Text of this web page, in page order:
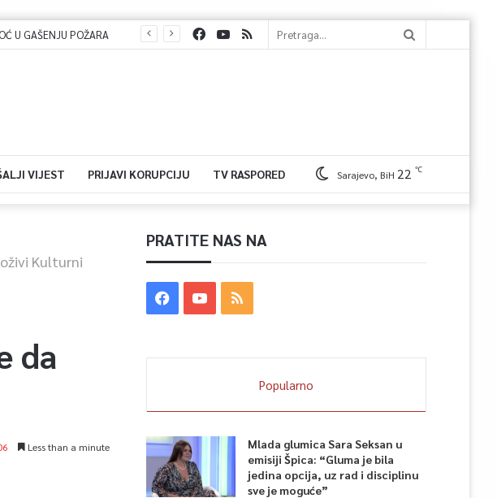
Dova za domovinu i zikir u Ratnoj džamiji: U sklopu manifestacije „Odbrana BiH – Igman 2026“ odana počast herojima
VIJEST PRIJAVI KORUPCIJU TV RASPORED Sarajevo, BiH 22 ℃
Kulturni
da
Less than a minute
PRATITE NAS NA
Popularno
Mlada glumica Sara Seksan u
emisiji Špica: “Gluma je bila
jedina opcija, uz rad i disciplinu
sve je moguće”